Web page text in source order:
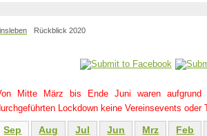
Rückblick 2020
Mitte März bis Ende Juni waren aufgrund
Lockdown keine Vereinsevents oder
Sep Aug Jul Jun Mrz Feb